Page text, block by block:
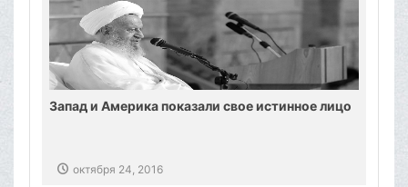
Запад и Америка показали свое истинное лицо
октября 24, 2016